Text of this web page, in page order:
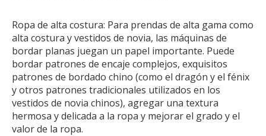
Ropa de alta costura: Para prendas de alta gama como
alta costura y vestidos de novia, las máquinas de
bordar planas juegan un papel importante. Puede
bordar patrones de encaje complejos, exquisitos
patrones de bordado chino (como el dragón y el fénix
y otros patrones tradicionales utilizados en los
vestidos de novia chinos), agregar una textura
hermosa y delicada a la ropa y mejorar el grado y el
valor de la ropa.